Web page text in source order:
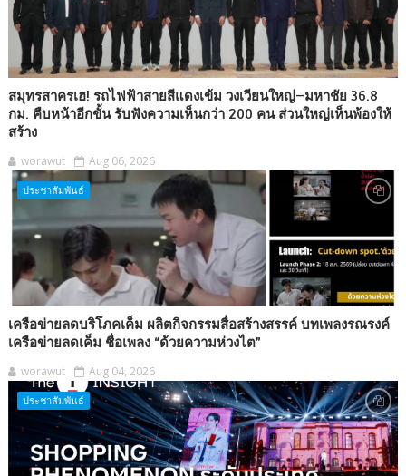
สมุทรสาครเฮ! รถไฟฟ้าสายสีแดงเข้ม วงเวียนใหญ่–มหาชัย 36.8
กม. คืบหน้าอีกขั้น รับฟังความเห็นกว่า 200 คน ส่วนใหญ่เห็นพ้องให้
สร้าง
worawut Aug 06, 2026
ประชาสัมพันธ์
เครือข่ายลดบริโภคเค็ม ผลิตกิจกรรมสื่อสร้างสรรค์ บทเพลงรณรงค์
เครือข่ายลดเค็ม ชื่อเพลง “ด้วยความห่วงไต”
worawut Aug 04, 2026
ประชาสัมพันธ์